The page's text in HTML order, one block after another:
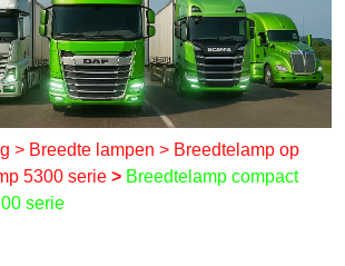
> Breedte lampen > Breedtelamp op
5300 serie > Breedtelamp compact
serie